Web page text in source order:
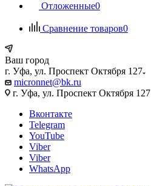
Отложенные0
Сравнение товаров0
Ваш город
г. Уфа, ул. Проспект Октября 127
micronnet@bk.ru
г. Уфа, ул. Проспект Октября 127
Вконтакте
Telegram
YouTube
Viber
Viber
WhatsApp